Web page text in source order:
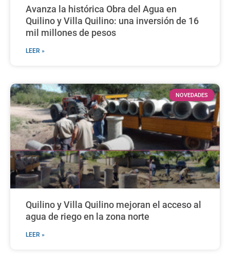
Avanza la histórica Obra del Agua en
Quilino y Villa Quilino: una inversión de 16
mil millones de pesos
LEER »
NOVEDADES
Quilino y Villa Quilino mejoran el acceso al
agua de riego en la zona norte
LEER »